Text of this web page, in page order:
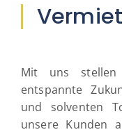
Mit uns
entspannte
und solventen
unsere Kunden